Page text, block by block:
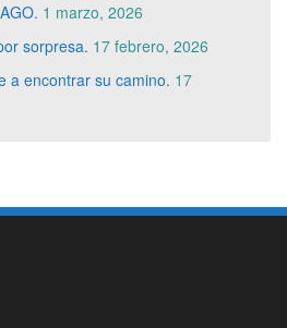
1 marzo, 2026
sorpresa. 17 febrero, 2026
a encontrar su camino. 17